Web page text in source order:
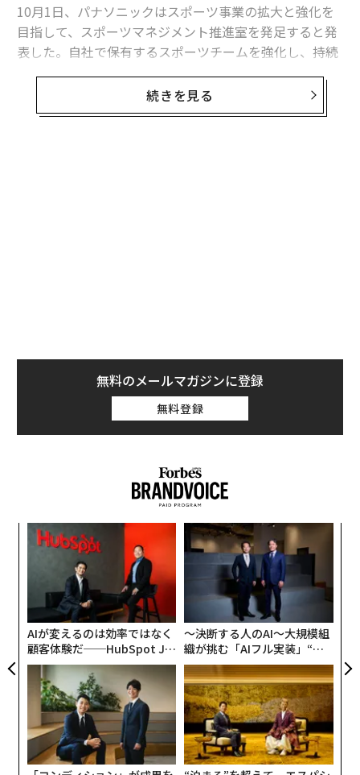
10月1日、パナソニックはスポーツ事業の拡大と強化を
目指して、スポーツマネジメント推進室を発足すると発
表した。自社で保有するスポーツチームを強化し、持続
さらに、新たな組織を核として、パナソニックが独自で
昨年のラグビーワールドカップが非常に盛り上がったこ
とが、大きなきっかけとなりました。当社からも6人の
で、ふと「いまのわれわれは、あの成功を十分に活かせ
ているか？」という疑問が浮かび上がってきたのです。
パナソニックが、スポーツ事業へと資しているリソース
は、日本企業のなかでもトップクラスだと自負していま
す。プロスポーツのガンバ大阪だけでなく、アマチュア
でもバレーボール、ラグビー、社会人野球、アメリカン
フットボール、9人制女子陸上、剣道など、これまで多
様な企業スポーツに取り組んできました。長年にわたり
オリンピックのスポンサーもしています。
続きを見る
無料のメールマガジンに登録
無料登録
AIが変えるのは効率ではなく
顧客体験だ──HubSpot Ja
panが語る「Grow Better」
な組織のつくり方
〜決断する人のAI〜大規模組
織が挑む「AIフル実装」“使
う”企業から“動く”企業へ【N
TTドコモビジネス×PwC】